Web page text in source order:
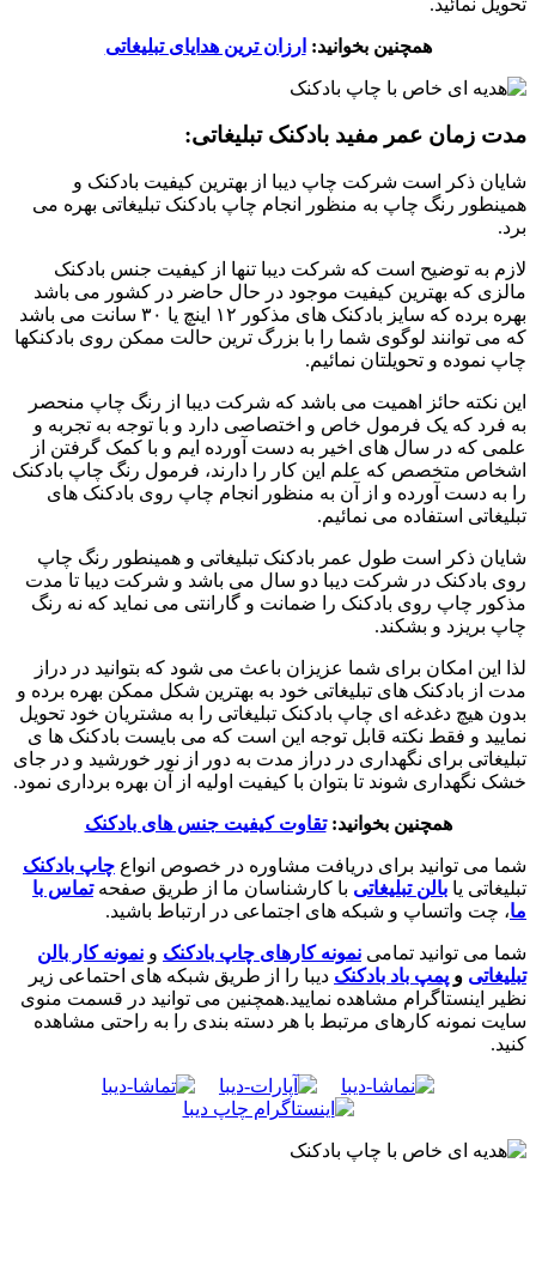
تحویل نمائید.
همچنین بخوانید: ارزان ترین هدایای تبلیغاتی
مدت زمان عمر مفید بادکنک تبلیغاتی:
شایان ذکر است شرکت چاپ دیبا از بهترین کیفیت بادکنک و
همینطور رنگ چاپ به منظور انجام چاپ بادکنک تبلیغاتی بهره می
برد.
لازم به توضیح است که شرکت دیبا تنها از کیفیت جنس بادکنک
مالزی که بهترین کیفیت موجود در حال حاضر در کشور می باشد
بهره برده که سایز بادکنک های مذکور ۱۲ اینچ یا ۳۰ سانت می باشد
که می توانند لوگوی شما را با بزرگ ترین حالت ممکن روی بادکنکها
چاپ نموده و تحویلتان نمائیم.
این نکته حائز اهمیت می باشد که شرکت دیبا از رنگ چاپ منحصر
به فرد که یک فرمول خاص و اختصاصی دارد و با توجه به تجربه و
علمی که در سال های اخیر به دست آورده ایم و با کمک گرفتن از
اشخاص متخصص که علم این کار را دارند، فرمول رنگ چاپ بادکنک
را به دست آورده و از آن به منظور انجام چاپ روی بادکنک های
تبلیغاتی استفاده می نمائیم.
شایان ذکر است طول عمر بادکنک تبلیغاتی و همینطور رنگ چاپ
روی بادکنک در شرکت دیبا دو سال می باشد و شرکت دیبا تا مدت
مذکور چاپ روی بادکنک را ضمانت و گارانتی می نماید که نه رنگ
چاپ بریزد و بشکند.
لذا این امکان برای شما عزیزان باعث می شود که بتوانید در دراز
مدت از بادکنک های تبلیغاتی خود به بهترین شکل ممکن بهره برده و
بدون هیچ دغدغه ای چاپ بادکنک تبلیغاتی را به مشتریان خود تحویل
نمایید و فقط نکته قابل توجه این است که می بایست بادکنک ها ی
تبلیغاتی برای نگهداری در دراز مدت به دور از نور خورشید و در جای
خشک نگهداری شوند تا بتوان با کیفیت اولیه از آن بهره برداری نمود.
همچنین بخوانید:تقاوت کیفیت جنس های بادکنک
شما می توانید برای دریافت مشاوره در خصوص انواع چاپ بادکنک
تبلیغاتی یا بالن تبلیغاتی با کارشناسان ما از طریق صفحهتماس با
ما، چت واتساپ و شبکه های اجتماعی در ارتباط باشید.
شما می توانید تمامی نمونه کارهای چاپ بادکنک و نمونه کار بالن
تبلیغاتی و پمپ باد بادکنک دیبا را از طریق شبکه های احتماعی زیر
نظیر اینستاگرام مشاهده نمایید.همچنین می توانید در قسمت منوی
سایت نمونه کارهای مرتبط با هر دسته بندی را به راحتی مشاهده
کنید.